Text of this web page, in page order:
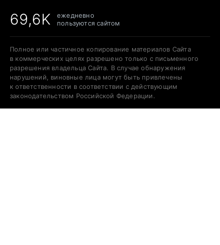
69,6K
ежедневно
пользуются сайтом
Полное или частичное копирование материалов Сайта
в коммерческих целях разрешено только с письменного
разрешения владельца Сайта. В случае обнаружения
нарушений, виновные лица могут быть привлечены
к ответственности в соответствии с действующим
законодательством Российской Федерации.